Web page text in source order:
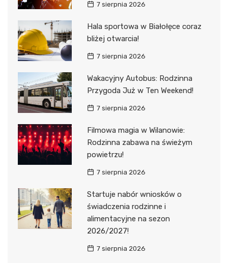
7 sierpnia 2026
Hala sportowa w Białołęce coraz
bliżej otwarcia!
7 sierpnia 2026
Wakacyjny Autobus: Rodzinna
Przygoda Już w Ten Weekend!
7 sierpnia 2026
Filmowa magia w Wilanowie:
Rodzinna zabawa na świeżym
powietrzu!
7 sierpnia 2026
Startuje nabór wniosków o
świadczenia rodzinne i
alimentacyjne na sezon
2026/2027!
7 sierpnia 2026